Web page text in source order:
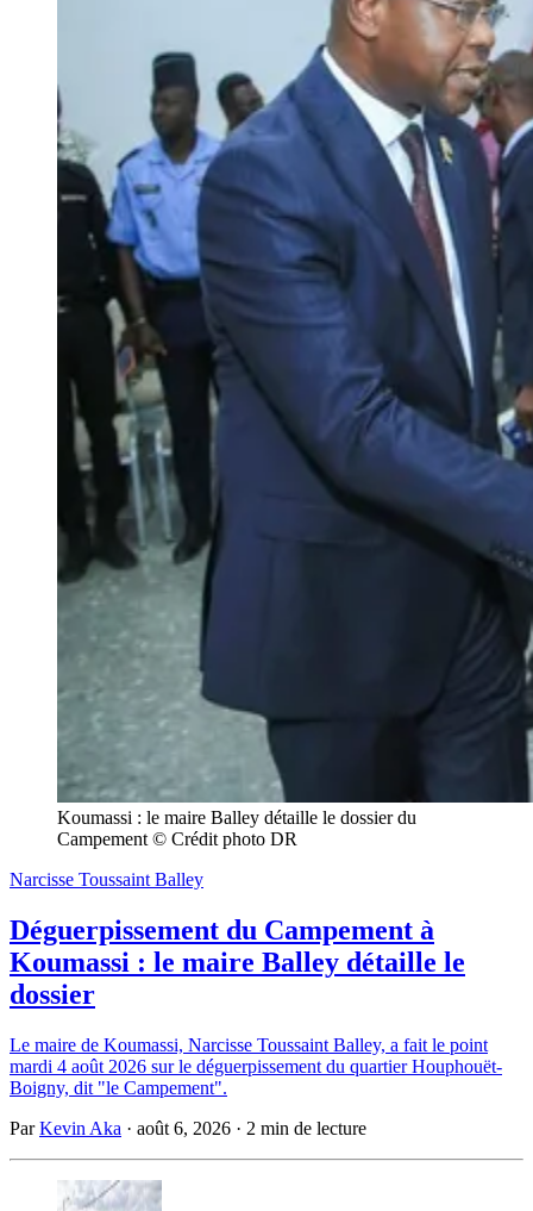
Koumassi : le maire Balley détaille le dossier du
Campement © Crédit photo DR
Narcisse Toussaint Balley
Déguerpissement du Campement à
Koumassi : le maire Balley détaille le
dossier
Le maire de Koumassi, Narcisse Toussaint Balley, a fait le point
mardi 4 août 2026 sur le déguerpissement du quartier Houphouët-
Boigny, dit "le Campement".
ParKevin Aka · août 6, 2026 · 2 min de lecture